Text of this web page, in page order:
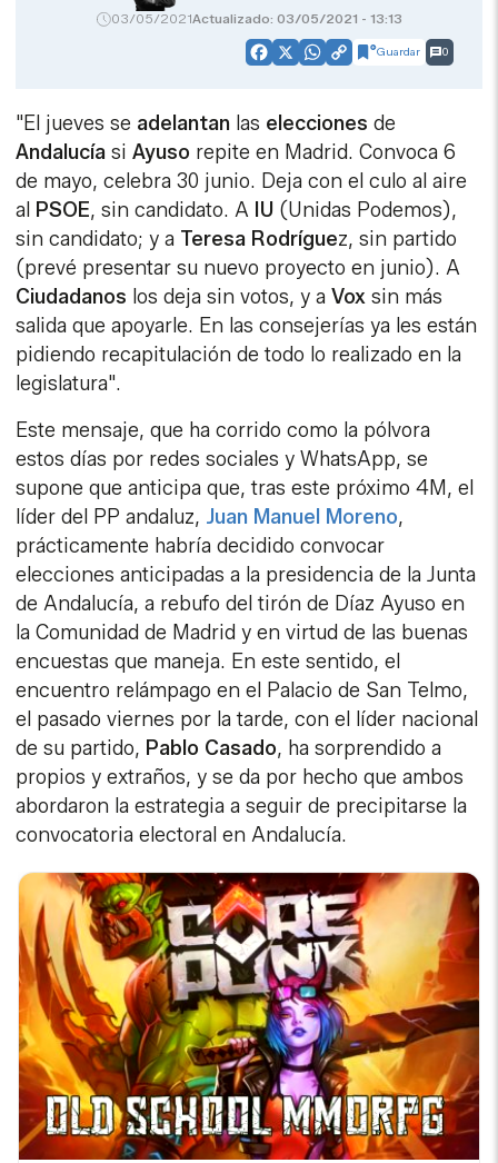
03/05/2021Actualizado: 03/05/2021 - 13:13
Facebook
X WhatsApp
CopyGuardar 0
"El jueves se adelantan las elecciones de
Andalucía siAyuso repite en Madrid. Convoca 6
de mayo, celebra 30 junio. Deja con el culo al aire
al PSOE, sin candidato. A IU (Unidas Podemos),
sin candidato; y a Teresa Rodríguez, sin partido
(prevé presentar su nuevo proyecto en junio). A
Ciudadanos los deja sin votos, y aVox sin más
salida que apoyarle. En las consejerías ya les están
pidiendo recapitulación de todo lo realizado en la
legislatura".
Este mensaje, que ha corrido como la pólvora
estos días por redes sociales y WhatsApp, se
supone que anticipa que, tras este próximo 4M, el
líder del PP andaluz, Juan Manuel Moreno,
prácticamente habría decidido convocar
elecciones anticipadas a la presidencia de la Junta
de Andalucía, a rebufo del tirón de Díaz Ayuso en
la Comunidad de Madrid y en virtud de las buenas
encuestas que maneja. En este sentido, el
encuentro relámpago en el Palacio de San Telmo,
el pasado viernes por la tarde, con el líder nacional
de su partido, Pablo Casado, ha sorprendido a
propios y extraños, y se da por hecho que ambos
abordaron la estrategia a seguir de precipitarse la
convocatoria electoral en Andalucía.